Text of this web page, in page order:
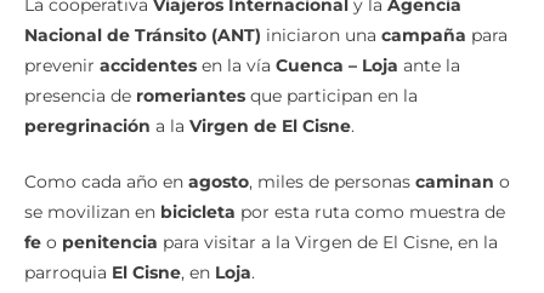
La cooperativa Viajeros Internacional y la Agencia
Nacional de Tránsito (ANT) iniciaron una campaña para
prevenir accidentes en la vía Cuenca – Loja ante la
presencia de romeriantes que participan en la
peregrinación a la Virgen de El Cisne.
Como cada año en agosto, miles de personas caminan o
se movilizan en bicicleta por esta ruta como muestra de
fe o penitencia para visitar a la Virgen de El Cisne, en la
parroquia El Cisne, en Loja.